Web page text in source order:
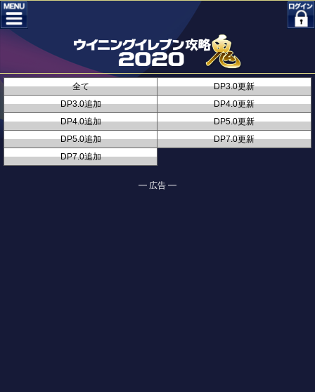
全て
DP3.0更新
DP3.0追加
DP4.0更新
DP4.0追加
DP5.0更新
DP5.0追加
DP7.0更新
DP7.0追加
━ 広告 ━